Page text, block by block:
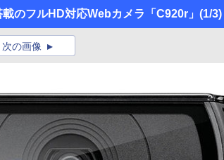
のフルHD対応Webカメラ「C920r」 (1/3)
次の画像